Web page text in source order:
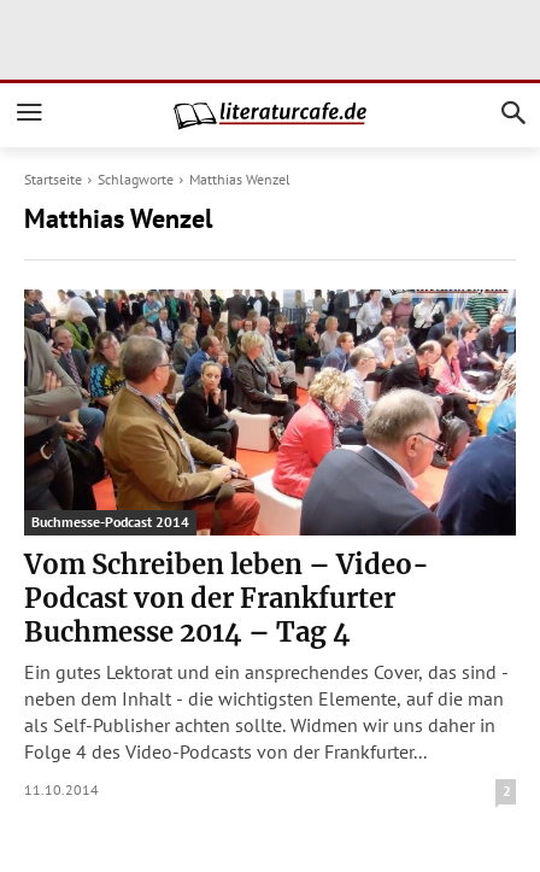
Startseite Schlagworte Matthias Wenzel
Matthias Wenzel
Buchmesse-Podcast 2014
Vom Schreiben leben – Video-
Podcast von der Frankfurter
Buchmesse 2014 – Tag 4
Ein gutes Lektorat und ein ansprechendes Cover, das sind -
neben dem Inhalt - die wichtigsten Elemente, auf die man
als Self-Publisher achten sollte. Widmen wir uns daher in
Folge 4 des Video-Podcasts von der Frankfurter...
11.10.2014 2